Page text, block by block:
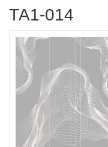
ТА1-014